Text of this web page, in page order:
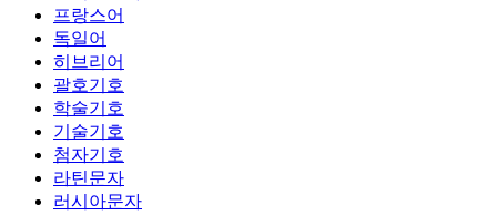
프랑스어
독일어
히브리어
괄호기호
학술기호
기술기호
첨자기호
라틴문자
러시아문자